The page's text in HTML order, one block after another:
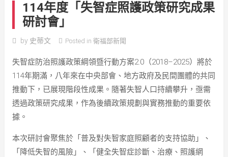
114年度「失智症照護政策研究成果
研討會」
by 史蒂文 Posted in 衛福部新聞
失智症防治照護政策綱領暨行動方案2.0（2018–2025）將於
114年期滿，八年來在中央部會、地方政府及民間團體的共同
推動下，已展現階段性成果。隨著失智人口持續攀升，亟需
透過政策研究成果，作為後續政策規劃與實務推動的重要依
據。
本次研討會聚焦於「普及對失智家庭照顧者的支持協助」、
「降低失智的風險」、「健全失智症診斷、治療、照護網